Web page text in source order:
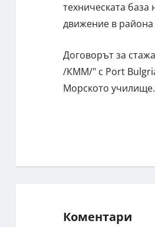
техническата
движение в
Договорът за
/КММ/" с Port
Морското училище.
Коментари